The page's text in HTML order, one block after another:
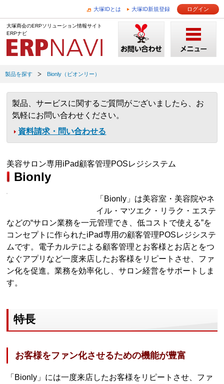
大塚IDとは 大塚ID新規登録 ログイン
大塚商会のERPソリューション情報サイト
ERPナビ
製品を探す Bionly（ビオンリー）
製品、サービスに関するご質問がございましたら、お
気軽にお問い合わせください。
資料請求・問い合わせる
美容サロン専用iPad顧客管理POSレジシステム
Bionly
「Bionly」は美容室・美容院やネ
イル・マツエク・リラク・エステ
などの“サロン業務を一元管理でき、低コストで使える”を
コンセプトに作られたiPad専用の顧客管理POSレジシステ
ムです。電子カルテによる顧客管理とお客様とお店とをつ
なぐアプリなど一度来店したお客様をリピートさせ、ファ
ン化を促進。業務を効率化し、サロン経営をサポートしま
す。
特長
お客様をファン化させるための機能が豊富
「Bionly」には一度来店したお客様をリピートさせ、ファ